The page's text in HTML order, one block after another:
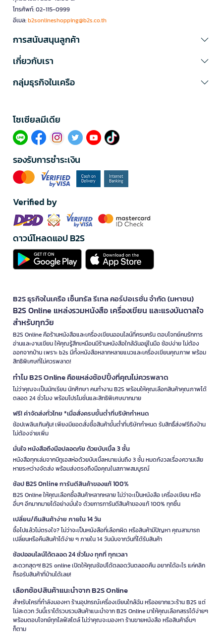
โทรศัพท์: 02-115-0999
อีเมล:b2sonlineshopping@b2s.co.th
การสนับสนุนลูกค้า
เกี่ยวกับเรา
กลุ่มธุรกิจในเครือ
โซเซียลมีเดีย​
รองรับการชำระเงิน
Verified by
ดาวน์โหลดแอป B2S
B2S ธุรกิจในเครือ เซ็นทรัล รีเทล คอร์ปอเรชั่น จำกัด (มหาชน)
B2S Online แหล่งรวมหนังสือ เครื่องเขียน และแรงบันดาลใจ
สำหรับทุกวัย
B2S Online คือร้านหนังสือและเครื่องเขียนออนไลน์ที่ครบครัน ตอบโจทย์คนรักการ
อ่านและงานเขียน ให้คุณรู้สึกเหมือนมีร้านหนังสือใกล้ฉันอยู่ในมือ ช้อปง่าย ไม่ต้อง
ออกจากบ้าน เพราะ b2s มีทั้งหนังสือหลากหลายแนวและเครื่องเขียนคุณภาพ พร้อม
สิทธิพิเศษที่ไม่ควรพลาด!
ทำไม B2S Online คือแหล่งช้อปปิ้งที่คุณไม่ควรพลาด
ไม่ว่าคุณจะเป็นนักเรียน นักศึกษา คนทำงาน B2S พร้อมให้คุณเลือกสินค้าคุณภาพได้
ตลอด 24 ชั่วโมง พร้อมโปรโมชั่นและสิทธิพิเศษมากมาย
ฟรี! ค่าจัดส่งทั่วไทย *เมื่อสั่งครบขั้นต่ำที่บริษัทกำหนด
ช้อปเพลินเกินคุ้ม! เพียงมียอดสั่งซื้อสินค้าขั้นต่ำที่บริษัทกำหนด รับสิทธิ์ส่งฟรีถึงบ้าน
ไม่ต้องจ่ายเพิ่ม
มั่นใจ หนังสือถึงมือปลอดภัย ด้วยบับเบิ้ล 3 ชั้น
หนังสือทุกเล่มจากบีทูเอสห่อด้วยบับเบิ้ลหนาแน่นถึง 3 ชั้น หมดกังวลเรื่องความเสีย
หายระหว่างจัดส่ง พร้อมส่งตรงถึงมือคุณในสภาพสมบูรณ์
ช้อป B2S Online การันตีสินค้าของแท้ 100%
B2S Online ให้คุณเลือกซื้อสินค้าหลากหลาย ไม่ว่าจะเป็นหนังสือ เครื่องเขียน หรือ
อื่นๆ อีกมากมายได้อย่างมั่นใจ ด้วยการการันตีสินค้าของแท้ 100% ทุกชิ้น
เปลี่ยน/คืนสินค้าง่าย ภายใน 14 วัน
ซื้อไปแล้วไม่ตรงใจ? ไม่ว่าจะเป็นหนังสือที่เลือกผิด หรือสินค้ามีปัญหา คุณสามารถ
เปลี่ยนหรือคืนสินค้าได้ง่าย ๆ ภายใน 14 วันนับจากวันที่ได้รับสินค้า
ช้อปออนไลน์ได้ตลอด 24 ชั่วโมง ทุกที่ ทุกเวลา
สะดวกสุดๆ! B2S online เปิดให้คุณช้อปได้ตลอดวันตลอดคืน อยากได้อะไร แค่คลิก
ก็รอรับสินค้าที่บ้านได้เลย!
เลือกช้อปสินค้าแนะนำจาก B2S Online
สำหรับใครที่กำลังมองหา ร้านอุปกรณ์เครื่องเขียนใกล้ฉัน หรืออยากแวะร้าน B2S แต่
ไม่สะดวก วันนี้เราได้รวบรวมสินค้าแนะนำจาก B2S Online มาให้คุณเลือกสรรได้ง่ายๆ
พร้อมตอบโจทย์ทุกไลฟ์สไตล์ ไม่ว่าคุณจะมองหา ร้านขายหนังสือ หรือสินค้าอื่นๆ
ก็ตาม